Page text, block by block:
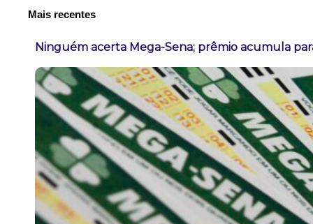
Mais recentes
Ninguém acerta Mega-Sena; prêmio acumula